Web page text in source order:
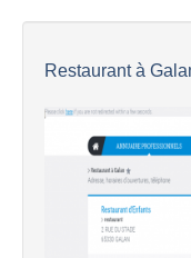
Restaurant à